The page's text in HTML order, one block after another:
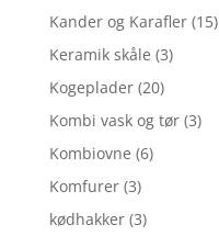
Kander og Karafler (15)
Keramik skåle (3)
Kogeplader (20)
Kombi vask og tør (3)
Kombiovne (6)
Komfurer (3)
kødhakker (3)